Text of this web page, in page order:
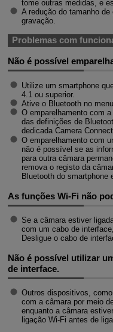
tome outras medidas, e
A redução do tamanho
gravação.
Problemas com
Não é possível
Utilize um smartphone
4.1 ou superior.
Ative o Bluetooth no
O emparelhamento com
das definições de
dedicada Camera
O emparelhamento com
não é possível se as
para outra câmara
remova o registo da
Bluetooth do smartphone
As funções Wi-Fi não
Se a câmara estiver
com um cabo de
Desligue o cabo de
Não é possível utilizar
de interface.
Outros dispositivos,
com a câmara por meio
enquanto a câmara
ligação Wi-Fi antes de